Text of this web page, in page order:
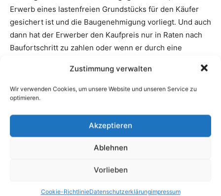
Zustimmung verwalten
Wir verwenden Cookies, um unsere Website und unseren Service zu
optimieren.
Akzeptieren
Ablehnen
Vorlieben
Cookie-RichtlinieDatenschutzerklärungimpressum